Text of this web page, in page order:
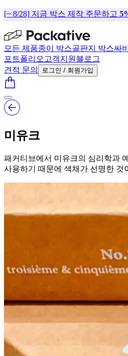
[~ 8/28] 지금 박스 제작 주문하고
모든 제품종이 박스골판지 박스싸
포트폴리오 고객지원 블로그
견적 문의
로그인 / 회원가입
미유크
패커티브에서 미유크의 심리학과
사용하기 때문에 색채가 선명한 것